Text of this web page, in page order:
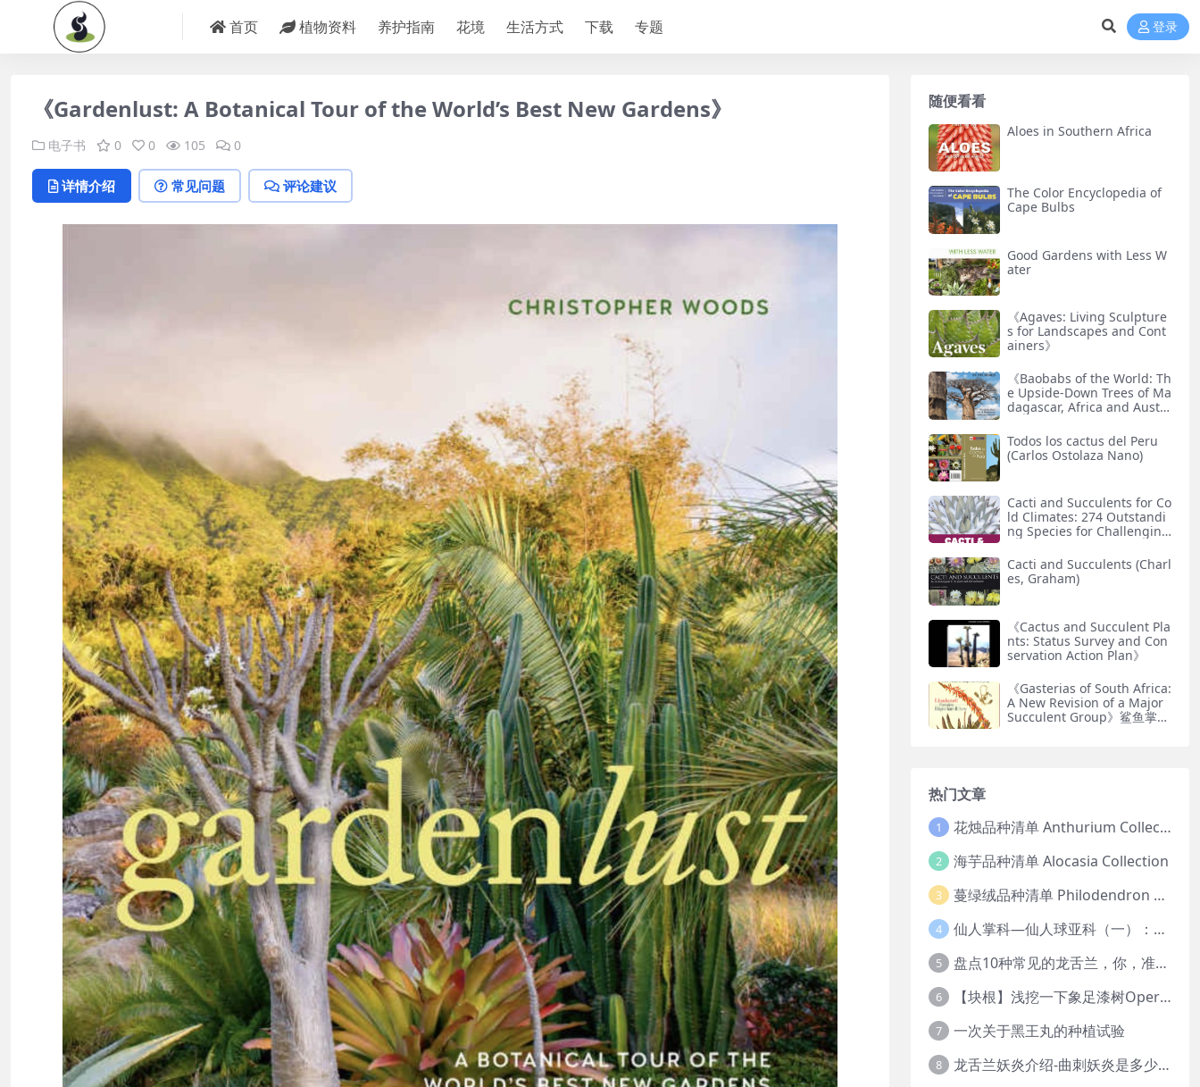
首页 植物资料 养护指南 花境 生活方式 下载 专题 登录
《Gardenlust: A Botanical Tour of the World’s Best New Gardens》
电子书 0 0 105 0
详情介绍 常见问题 评论建议
随便看看
Aloes in Southern Africa
The Color Encyclopedia of
Cape Bulbs
Good Gardens with Less W
ater
《Agaves: Living Sculpture
s for Landscapes and Cont
ainers》
《Baobabs of the World: Th
e Upside-Down Trees of Ma
dagascar, Africa and Austr
Todos los cactus del Peru
(Carlos Ostolaza Nano)
Cacti and Succulents for Co
ld Climates: 274 Outstandi
ng Species for Challenging
Cacti and Succulents (Charl
es, Graham)
《Cactus and Succulent Pla
nts: Status Survey and Con
servation Action Plan》
《Gasterias of South Africa:
A New Revision of a Major
Succulent Group》鲨鱼掌属
热门文章
1 花烛品种清单 Anthurium Collection
2 海芋品种清单 Alocasia Collection
3 蔓绿绒品种清单 Philodendron Collection
4 仙人掌科—仙人球亚科（一）：岩牡丹
5 盘点10种常见的龙舌兰，你，准备好入坑了吗？
6 【块根】浅挖一下象足漆树Operculicarya pachypus
7 一次关于黑王丸的种植试验
8 龙舌兰妖炎介绍-曲刺妖炎是多少人的梦中情人？